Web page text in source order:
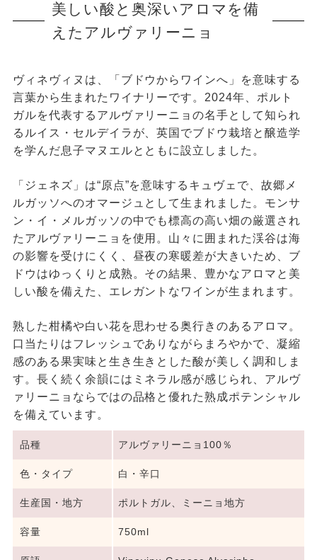
美しい酸と奥深いアロマを備
えたアルヴァリーニョ
ヴィネヴィヌは、「ブドウからワインへ」を意味する
言葉から生まれたワイナリーです。2024年、ポルト
ガルを代表するアルヴァリーニョの名手として知られ
るルイス・セルデイラが、英国でブドウ栽培と醸造学
を学んだ息子マヌエルとともに設立しました。
「ジェネズ」は“原点”を意味するキュヴェで、故郷メ
ルガッソへのオマージュとして生まれました。モンサ
ン・イ・メルガッソの中でも標高の高い畑の厳選され
たアルヴァリーニョを使用。山々に囲まれた渓谷は海
の影響を受けにくく、昼夜の寒暖差が大きいため、ブ
ドウはゆっくりと成熟。その結果、豊かなアロマと美
しい酸を備えた、エレガントなワインが生まれます。
熟した柑橘や白い花を思わせる奥行きのあるアロマ。
口当たりはフレッシュでありながらまろやかで、凝縮
感のある果実味と生き生きとした酸が美しく調和しま
す。長く続く余韻にはミネラル感が感じられ、アルヴ
ァリーニョならではの品格と優れた熟成ポテンシャル
を備えています。
品種 アルヴァリーニョ100％
色・タイプ 白・辛口
生産国・地方 ポルトガル、ミーニョ地方
容量 750ml